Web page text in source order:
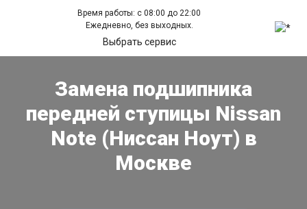
Время работы: с 08:00 до 22:00
Ежедневно, без выходных.
Выбрать сервис
Замена подшипника
передней ступицы Nissan
Note (Ниссан Ноут) в
Москве